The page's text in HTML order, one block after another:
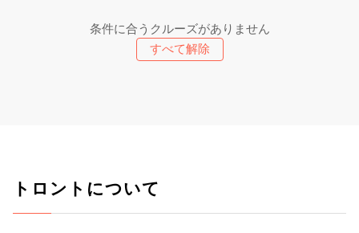
条件に合うクルーズがありません
すべて解除
トロントについて